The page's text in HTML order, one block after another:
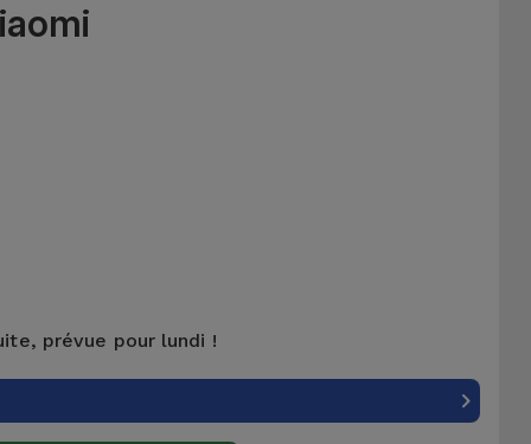
prévue pour lundi !